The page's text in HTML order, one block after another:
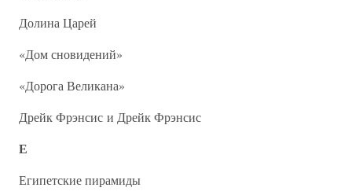
Долина Царей
«Дом сновидений»
«Дорога Великана»
Дрейк Фрэнсис и Дрейк Фрэнсис
Е
Египетские пирамиды